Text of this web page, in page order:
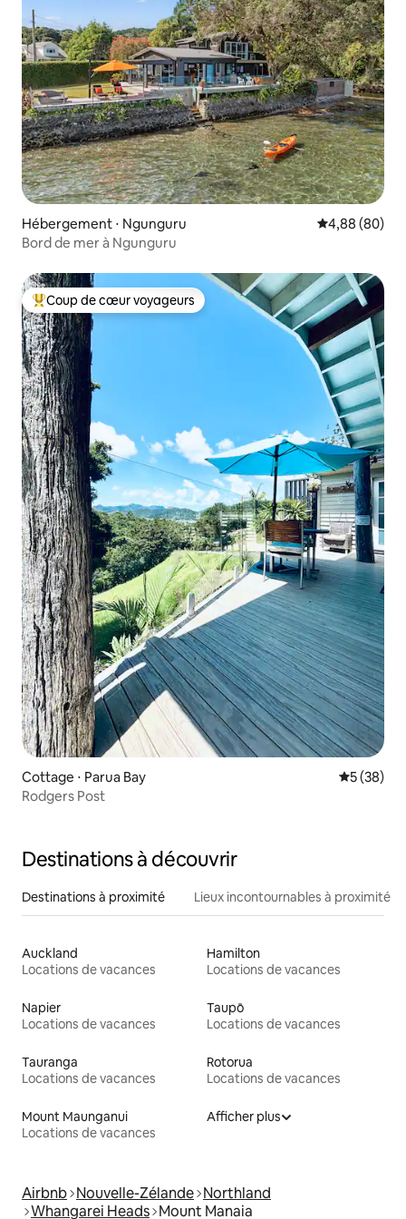
Hébergement ⋅ Ngunguru Évaluation
4,88 (80)
Bord de mer à Ngunguru
Coups de cœur voyageurs les plus appréciés
Coup de cœur voyageurs
Cottage ⋅ Parua Bay
5 (38)
Rodgers Post
Destinations à découvrir
Destinations à proximité Lieux incontournables à proximité
Auckland
Locations de vacances
Hamilton
Locations de vacances
Napier
Locations de vacances
Taupō
Locations de vacances
Tauranga
Locations de vacances
Rotorua
Locations de vacances
Mount Maunganui
Locations de vacances
Afficher plus
Airbnb Nouvelle-Zélande Northland
Whangarei Heads Mount Manaia